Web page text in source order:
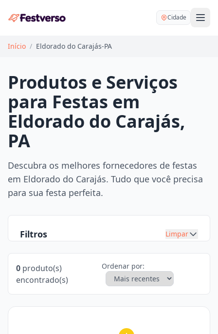
Cidade
Balões delivery
Decoração personalizada
Festa na mesa
Mesas e cadeiras
DJ
Fotógrafo
Buffet infantil
Início / Eldorado do Carajás-PA
Produtos e Serviços
para Festas em
Eldorado do Carajás,
PA
Descubra os melhores fornecedores de festas
em Eldorado do Carajás. Tudo que você precisa
para sua festa perfeita.
Filtros Limpar
0 produto(s)
encontrado(s)
Ordenar por: